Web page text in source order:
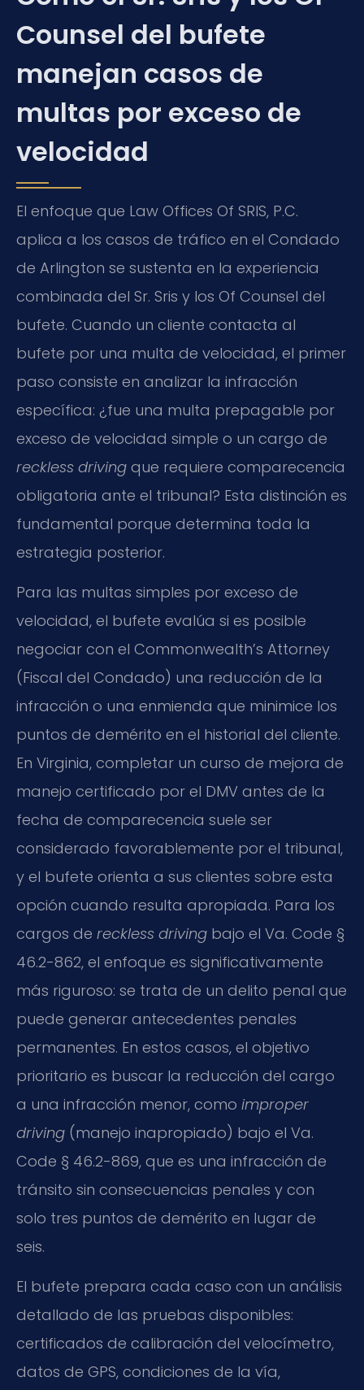
Counsel del bufete
manejan casos de
multas por exceso de
velocidad
El enfoque que Law Offices Of SRIS, P.C.
aplica a los casos de tráfico en el Condado
de Arlington se sustenta en la experiencia
combinada del Sr. Sris y los Of Counsel del
bufete. Cuando un cliente contacta al
bufete por una multa de velocidad, el primer
paso consiste en analizar la infracción
específica: ¿fue una multa prepagable por
exceso de velocidad simple o un cargo de
reckless driving que requiere comparecencia
obligatoria ante el tribunal? Esta distinción es
fundamental porque determina toda la
estrategia posterior.
Para las multas simples por exceso de
velocidad, el bufete evalúa si es posible
negociar con el Commonwealth’s Attorney
(Fiscal del Condado) una reducción de la
infracción o una enmienda que minimice los
puntos de demérito en el historial del cliente.
En Virginia, completar un curso de mejora de
manejo certificado por el DMV antes de la
fecha de comparecencia suele ser
considerado favorablemente por el tribunal,
y el bufete orienta a sus clientes sobre esta
opción cuando resulta apropiada. Para los
cargos de reckless driving bajo el Va. Code §
46.2-862, el enfoque es significativamente
más riguroso: se trata de un delito penal que
puede generar antecedentes penales
permanentes. En estos casos, el objetivo
prioritario es buscar la reducción del cargo
a una infracción menor, como improper
driving (manejo inapropiado) bajo el Va.
Code § 46.2-869, que es una infracción de
tránsito sin consecuencias penales y con
solo tres puntos de demérito en lugar de
seis.
El bufete prepara cada caso con un análisis
detallado de las pruebas disponibles:
certificados de calibración del velocímetro,
datos de GPS, condiciones de la vía,